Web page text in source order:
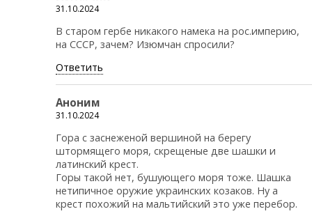
31.10.2024
В старом гербе никакого намека на рос.империю,
на СССР, зачем? Изюмчан спросили?
Ответить
Аноним
31.10.2024
Гора с заснеженой вершиной на берегу
штормящего моря, скрещеные две шашки и
латинский крест.
Горы такой нет, бушующего моря тоже. Шашка
нетипичное оружие украинских козаков. Ну а
крест похожий на мальтийский это уже перебор.